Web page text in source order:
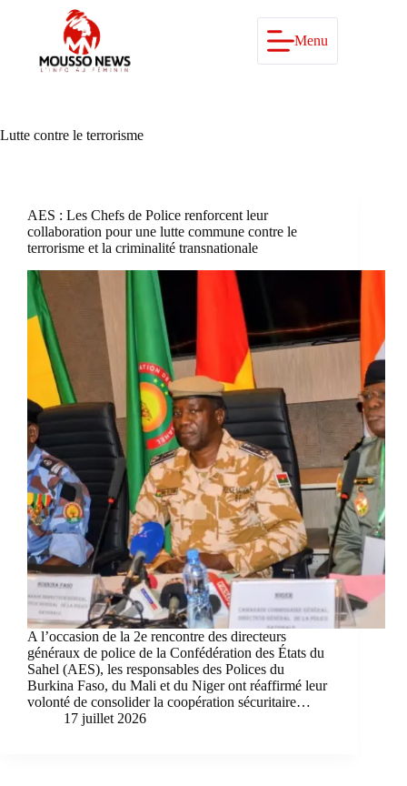
Menu
Lutte contre le terrorisme
AES : Les Chefs de Police renforcent leur
collaboration pour une lutte commune contre le
terrorisme et la criminalité transnationale
A l’occasion de la 2e rencontre des directeurs
généraux de police de la Confédération des États du
Sahel (AES), les responsables des Polices du
Burkina Faso, du Mali et du Niger ont réaffirmé leur
volonté de consolider la coopération sécuritaire…
17 juillet 2026